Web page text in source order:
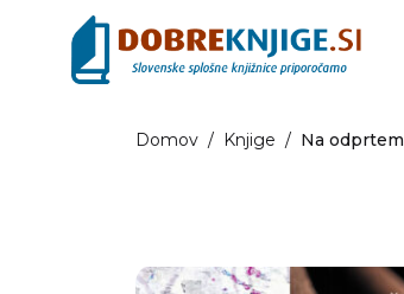
Domov / Knjige / Na odprtem